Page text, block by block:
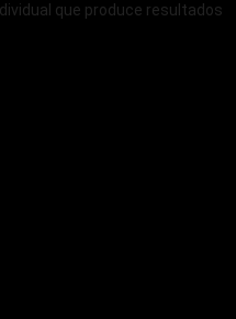
que produce resultados